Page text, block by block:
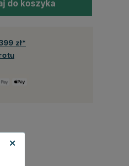
do koszyka
zł*